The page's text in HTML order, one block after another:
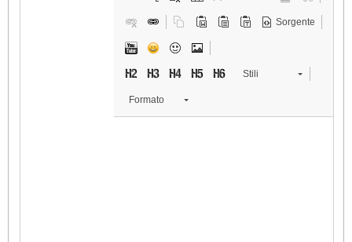
Sorgente
Stili
Formato